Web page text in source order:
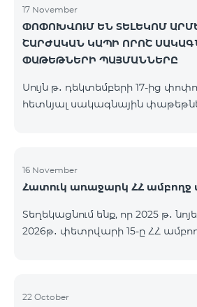
17 November
ՓՈՓՈԽՎՈՒՄ ԵՆ ՏԵԼԵԿՈՄ
ՇԱՐԺԱԿԱՆ ԿԱՊԻ ՈՐՈՇ
ՓԱԹԵԹՆԵՐԻ ՊԱՅՄԱՆՆԵՐԸ
Սույն թ․ դեկտեմբերի 17-ից
հետևյալ սակագնային
նախկին 2000 դրամի փոխարեն։
կստանան 600 րոպե դեպի ՀՀ
փոխարեն և 14 ԳԲ ինտերնետ`
փոխարեն։ Կանխավճարային
16 November
Հատուկ առաջարկ ՀՀ ամբողջ
Տեղեկացնում ենք, որ 2025 թ․
2026թ․ փետրվարի 15-ը ՀՀ
9900 մարզային և ԿՈՄԲՈ 4
22 October